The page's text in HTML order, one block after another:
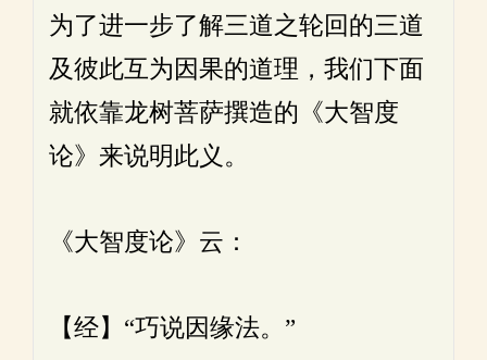
为了进一步了解三道之轮回的三道
及彼此互为因果的道理，我们下面
就依靠龙树菩萨撰造的《大智度
论》来说明此义。
《大智度论》云：
【经】“巧说因缘法。”